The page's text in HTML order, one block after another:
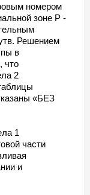
номером
зоне Р -
Решением
в
что
2
«БЕЗ
1
части
и